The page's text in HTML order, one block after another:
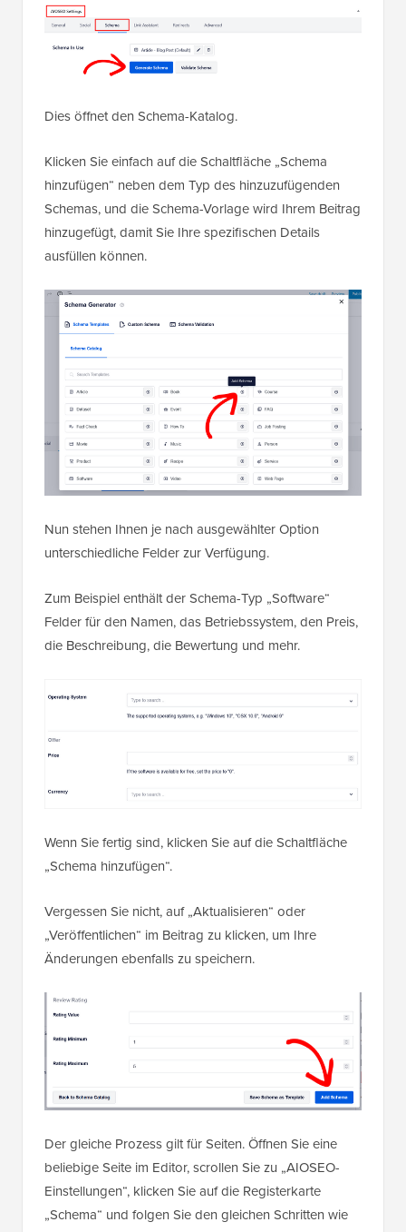
Dies öffnet den Schema-Katalog.
Klicken Sie einfach auf die Schaltfläche „Schema
hinzufügen“ neben dem Typ des hinzuzufügenden
Schemas, und die Schema-Vorlage wird Ihrem Beitrag
hinzugefügt, damit Sie Ihre spezifischen Details
ausfüllen können.
Nun stehen Ihnen je nach ausgewählter Option
unterschiedliche Felder zur Verfügung.
Zum Beispiel enthält der Schema-Typ „Software“
Felder für den Namen, das Betriebssystem, den Preis,
die Beschreibung, die Bewertung und mehr.
Wenn Sie fertig sind, klicken Sie auf die Schaltfläche
„Schema hinzufügen“.
Vergessen Sie nicht, auf „Aktualisieren“ oder
„Veröffentlichen“ im Beitrag zu klicken, um Ihre
Änderungen ebenfalls zu speichern.
Der gleiche Prozess gilt für Seiten. Öffnen Sie eine
beliebige Seite im Editor, scrollen Sie zu „AIOSEO-
Einstellungen“, klicken Sie auf die Registerkarte
„Schema“ und folgen Sie den gleichen Schritten wie